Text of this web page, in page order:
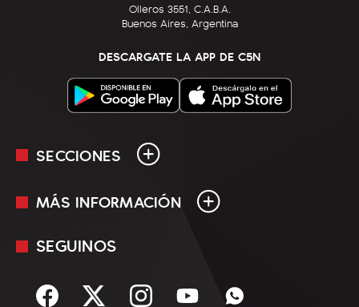
Olleros 3551, C.A.B.A.
Buenos Aires, Argentina
DESCARGATE LA APP DE C5N
SECCIONES
En Vivo
Sociedad
MÁS INFORMACIÓN
Mediakit
Términos y condiciones
SEGUINOS